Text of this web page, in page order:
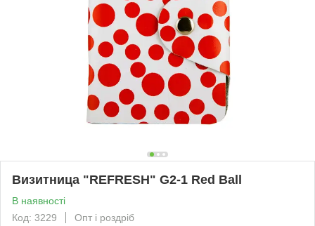
Визитница "REFRESH" G2-1 Red Ball
В наявності
Код: 3229
Опт і роздріб